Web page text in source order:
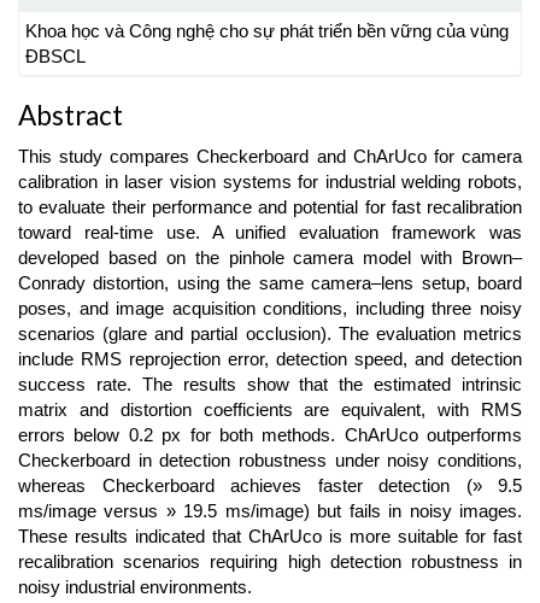
Khoa học và Công nghệ cho sự phát triển bền vững của vùng
ĐBSCL
Abstract
This study compares Checkerboard and ChArUco for camera
calibration in laser vision systems for industrial welding robots,
to evaluate their performance and potential for fast recalibration
toward real-time use. A unified evaluation framework was
developed based on the pinhole camera model with Brown–
Conrady distortion, using the same camera–lens setup, board
poses, and image acquisition conditions, including three noisy
scenarios (glare and partial occlusion). The evaluation metrics
include RMS reprojection error, detection speed, and detection
success rate. The results show that the estimated intrinsic
matrix and distortion coefficients are equivalent, with RMS
errors below 0.2 px for both methods. ChArUco outperforms
Checkerboard in detection robustness under noisy conditions,
whereas Checkerboard achieves faster detection (» 9.5
ms/image versus » 19.5 ms/image) but fails in noisy images.
These results indicated that ChArUco is more suitable for fast
recalibration scenarios requiring high detection robustness in
noisy industrial environments.